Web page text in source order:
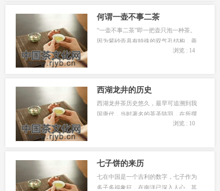
何谓一壶不事二茶
“一壶不事二茶”即一把壶只泡一种茶。
因为紫砂壶具有特殊的双气孔结构，善
于吸收茶汤，所以一把久经使用的紫砂
浏览 : 14
西湖龙井的历史
西湖龙井茶历史悠久，最早可追溯到我
国唐代，当时著名的茶圣陆羽，在所撰
写的世界上第一部茶叶专著《茶经》
浏览 : 10
七子饼的来历
七在中国是一个吉利的数字，七子作为
多子多福象征，在南洋已深入人心。其